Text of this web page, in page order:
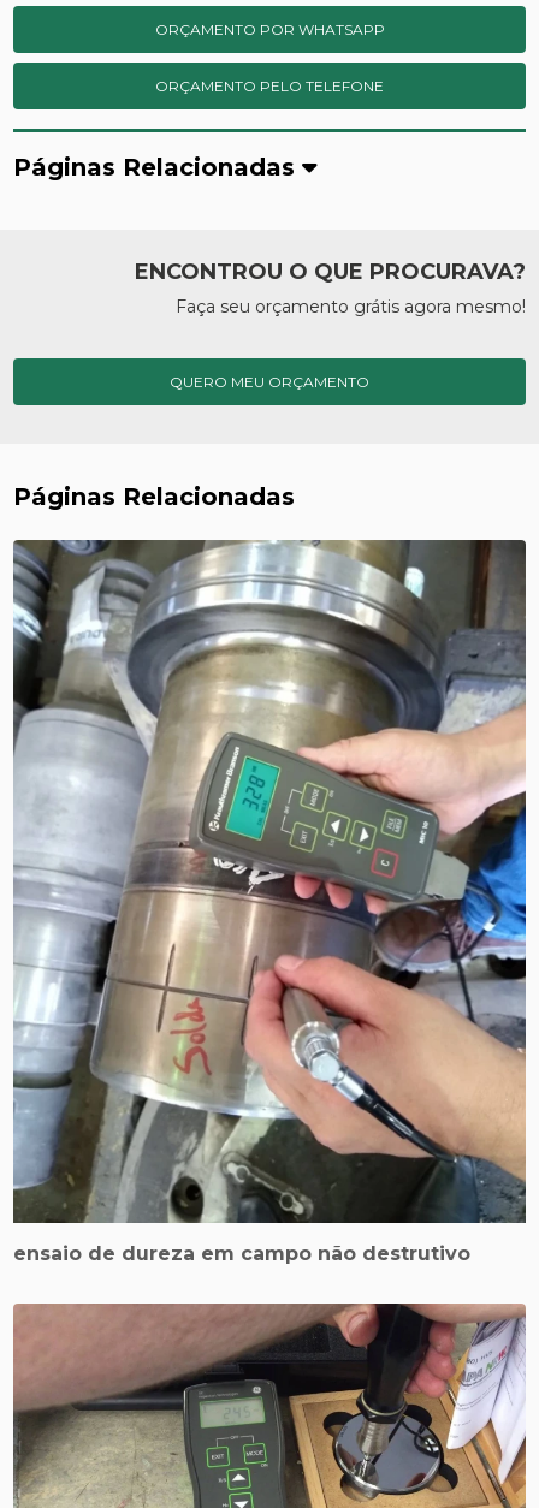
ORÇAMENTO POR WHATSAPP
ORÇAMENTO PELO TELEFONE
Páginas Relacionadas
ENCONTROU O QUE PROCURAVA?
Faça seu orçamento grátis agora mesmo!
QUERO MEU ORÇAMENTO
Páginas Relacionadas
ensaio de dureza em campo não destrutivo